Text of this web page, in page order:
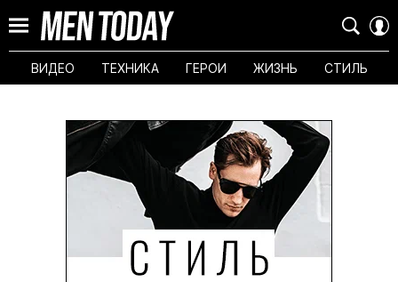
ВИДЕО ТЕХНИКА ГЕРОИ ЖИЗНЬ СТИЛЬ